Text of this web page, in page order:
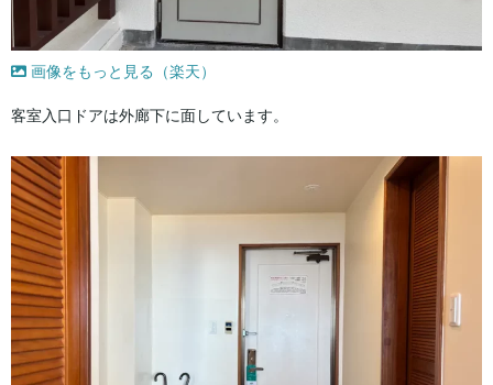
画像をもっと見る（楽天）
客室入口ドアは外廊下に面しています。